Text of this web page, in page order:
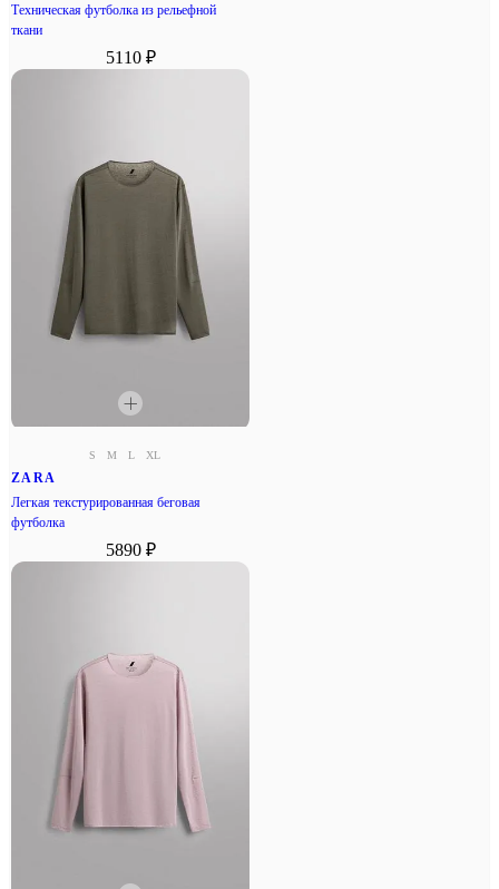
Техническая футболка из рельефной
ткани
5110 ₽
S M L XL
ZARA
Легкая текстурированная беговая
футболка
5890 ₽